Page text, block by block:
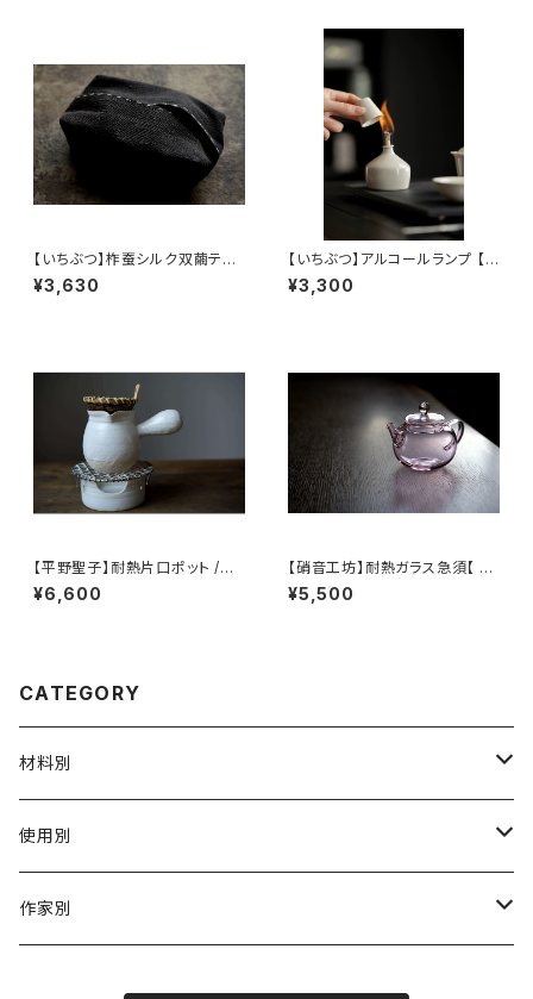
【いちぶつ】柞蚕シルク双繭ティ
ッシュカバー【 ichibutu 】Tuss
ah Silk Tissue Case
¥3,630
【いちぶつ】アルコールランプ 【 i
chibutu 】Alcohol Lamp
¥3,300
【平野聖子】耐熱片口ポット /
【Masako Hirano】heat-resi
stant spout pot
¥6,600
【硝音工坊】耐熱ガラス急須【 Sh
ione Studio】Borosilicate g
lass teapot
¥5,500
CATEGORY
材料別
陶磁器
ガラス
使用別
茶壺 急须 土瓶
作家別